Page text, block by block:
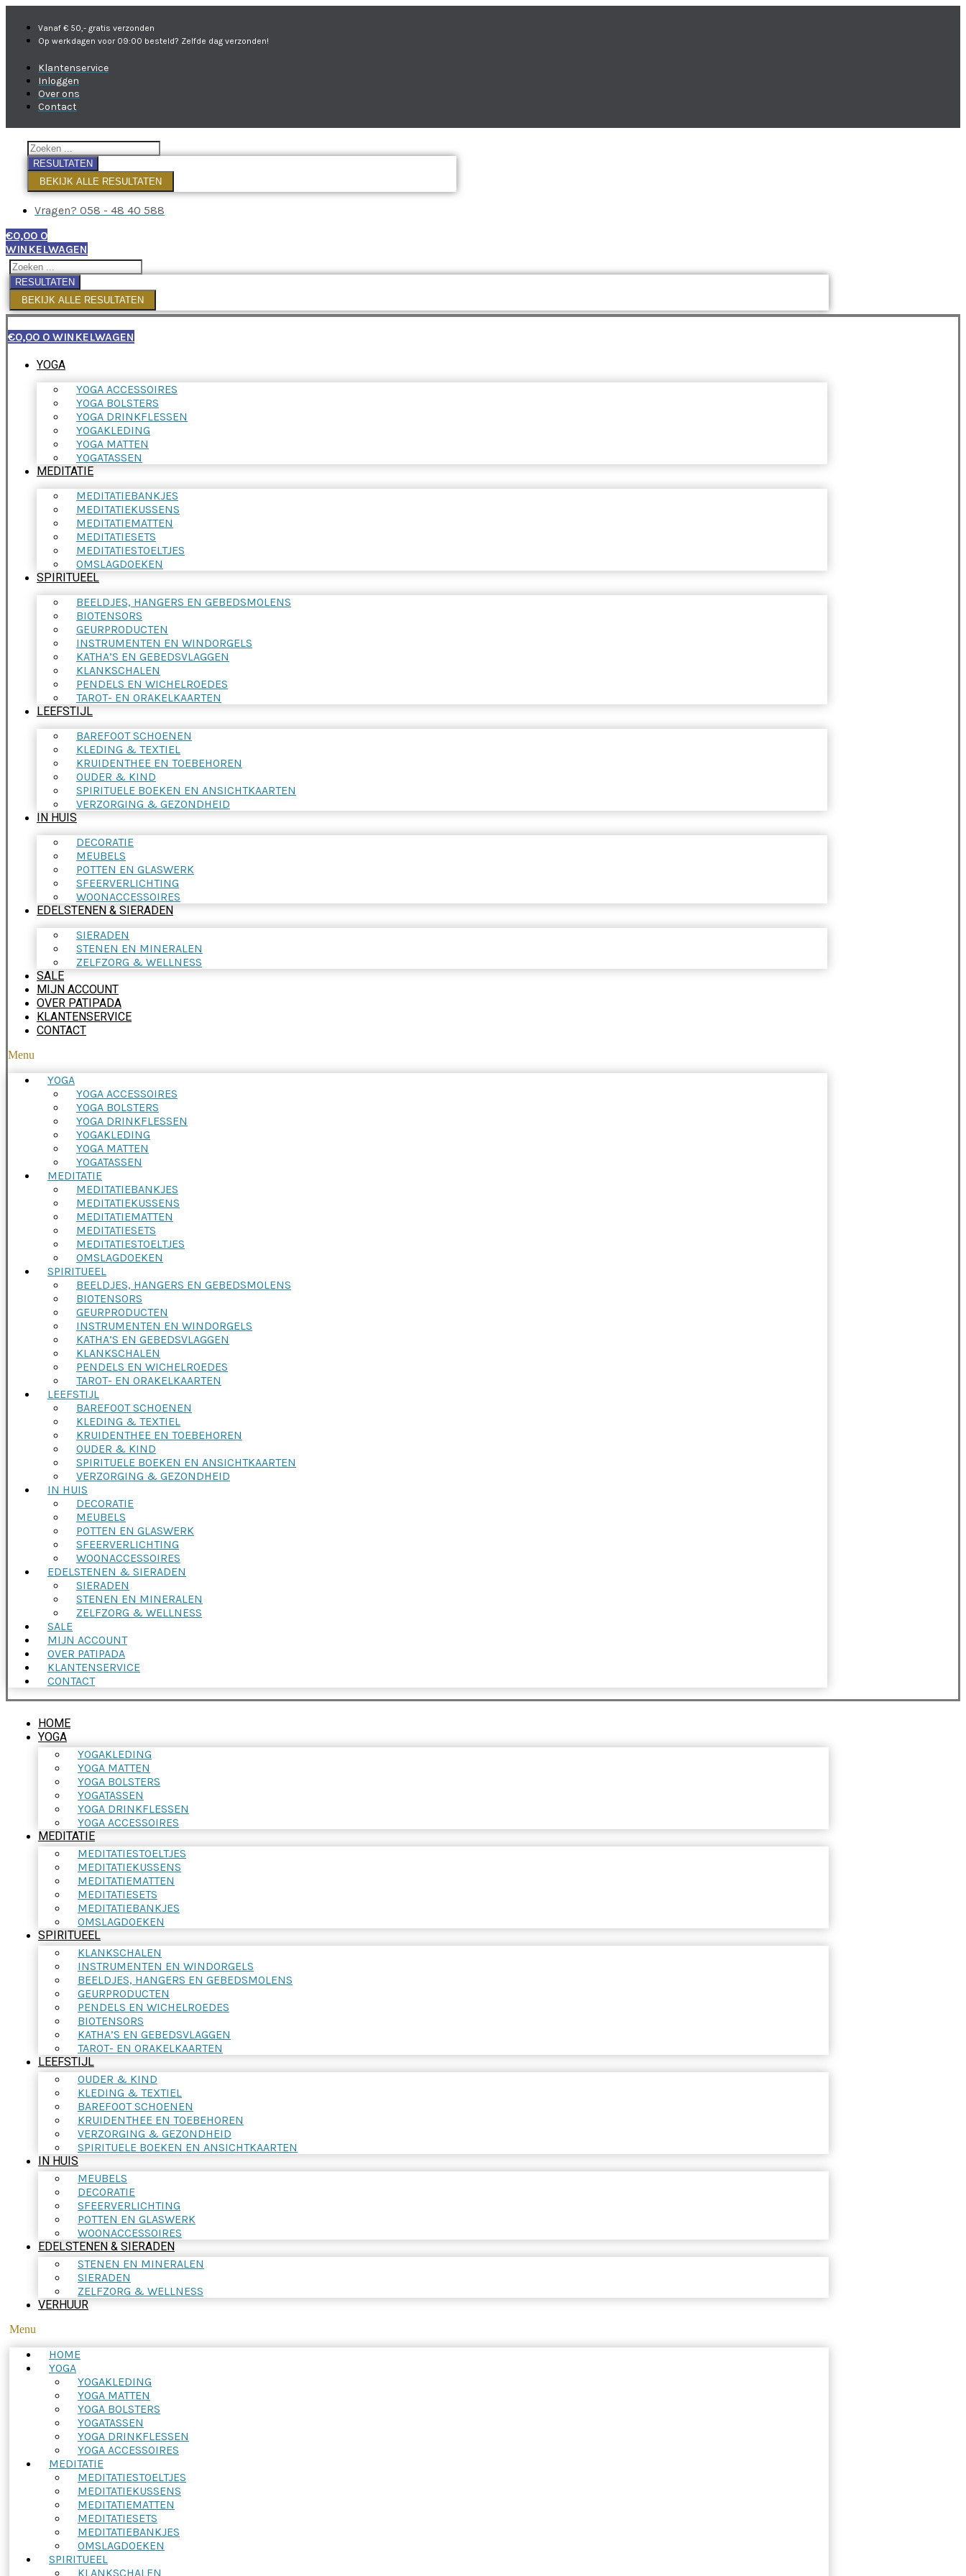
Vanaf € 50,- gratis verzonden
Op werkdagen voor 09:00 besteld? Zelfde dag verzonden!
Klantenservice
Inloggen
Over ons
Contact
RESULTATEN
BEKIJK ALLE RESULTATEN
Vragen? 058 - 48 40 588
€0,00 0
WINKELWAGEN
RESULTATEN
BEKIJK ALLE RESULTATEN
€0,00 0 WINKELWAGEN
YOGA
YOGA ACCESSOIRES
YOGA BOLSTERS
YOGA DRINKFLESSEN
YOGAKLEDING
YOGA MATTEN
YOGATASSEN
MEDITATIE
MEDITATIEBANKJES
MEDITATIEKUSSENS
MEDITATIEMATTEN
MEDITATIESETS
MEDITATIESTOELTJES
OMSLAGDOEKEN
SPIRITUEEL
BEELDJES, HANGERS EN GEBEDSMOLENS
BIOTENSORS
GEURPRODUCTEN
INSTRUMENTEN EN WINDORGELS
KATHA’S EN GEBEDSVLAGGEN
KLANKSCHALEN
PENDELS EN WICHELROEDES
TAROT- EN ORAKELKAARTEN
LEEFSTIJL
BAREFOOT SCHOENEN
KLEDING & TEXTIEL
KRUIDENTHEE EN TOEBEHOREN
OUDER & KIND
SPIRITUELE BOEKEN EN ANSICHTKAARTEN
VERZORGING & GEZONDHEID
IN HUIS
DECORATIE
MEUBELS
POTTEN EN GLASWERK
SFEERVERLICHTING
WOONACCESSOIRES
EDELSTENEN & SIERADEN
SIERADEN
STENEN EN MINERALEN
ZELFZORG & WELLNESS
SALE
MIJN ACCOUNT
OVER PATIPADA
KLANTENSERVICE
CONTACT
Menu
YOGA
YOGA ACCESSOIRES
YOGA BOLSTERS
YOGA DRINKFLESSEN
YOGAKLEDING
YOGA MATTEN
YOGATASSEN
MEDITATIE
MEDITATIEBANKJES
MEDITATIEKUSSENS
MEDITATIEMATTEN
MEDITATIESETS
MEDITATIESTOELTJES
OMSLAGDOEKEN
SPIRITUEEL
BEELDJES, HANGERS EN GEBEDSMOLENS
BIOTENSORS
GEURPRODUCTEN
INSTRUMENTEN EN WINDORGELS
KATHA’S EN GEBEDSVLAGGEN
KLANKSCHALEN
PENDELS EN WICHELROEDES
TAROT- EN ORAKELKAARTEN
LEEFSTIJL
BAREFOOT SCHOENEN
KLEDING & TEXTIEL
KRUIDENTHEE EN TOEBEHOREN
OUDER & KIND
SPIRITUELE BOEKEN EN ANSICHTKAARTEN
VERZORGING & GEZONDHEID
IN HUIS
DECORATIE
MEUBELS
POTTEN EN GLASWERK
SFEERVERLICHTING
WOONACCESSOIRES
EDELSTENEN & SIERADEN
SIERADEN
STENEN EN MINERALEN
ZELFZORG & WELLNESS
SALE
MIJN ACCOUNT
OVER PATIPADA
KLANTENSERVICE
CONTACT
HOME
YOGA
YOGAKLEDING
YOGA MATTEN
YOGA BOLSTERS
YOGATASSEN
YOGA DRINKFLESSEN
YOGA ACCESSOIRES
MEDITATIE
MEDITATIESTOELTJES
MEDITATIEKUSSENS
MEDITATIEMATTEN
MEDITATIESETS
MEDITATIEBANKJES
OMSLAGDOEKEN
SPIRITUEEL
KLANKSCHALEN
INSTRUMENTEN EN WINDORGELS
BEELDJES, HANGERS EN GEBEDSMOLENS
GEURPRODUCTEN
PENDELS EN WICHELROEDES
BIOTENSORS
KATHA’S EN GEBEDSVLAGGEN
TAROT- EN ORAKELKAARTEN
LEEFSTIJL
OUDER & KIND
KLEDING & TEXTIEL
BAREFOOT SCHOENEN
KRUIDENTHEE EN TOEBEHOREN
VERZORGING & GEZONDHEID
SPIRITUELE BOEKEN EN ANSICHTKAARTEN
IN HUIS
MEUBELS
DECORATIE
SFEERVERLICHTING
POTTEN EN GLASWERK
WOONACCESSOIRES
EDELSTENEN & SIERADEN
STENEN EN MINERALEN
SIERADEN
ZELFZORG & WELLNESS
VERHUUR
Menu
HOME
YOGA
YOGAKLEDING
YOGA MATTEN
YOGA BOLSTERS
YOGATASSEN
YOGA DRINKFLESSEN
YOGA ACCESSOIRES
MEDITATIE
MEDITATIESTOELTJES
MEDITATIEKUSSENS
MEDITATIEMATTEN
MEDITATIESETS
MEDITATIEBANKJES
OMSLAGDOEKEN
SPIRITUEEL
KLANKSCHALEN